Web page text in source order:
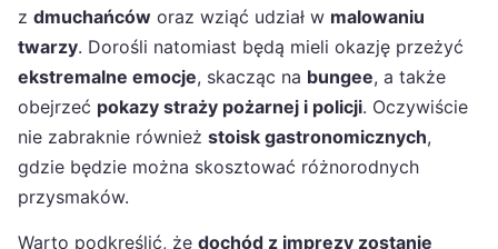
z dmuchańców oraz wziąć udział w malowaniu
twarzy. Dorośli natomiast będą mieli okazję przeżyć
ekstremalne emocje, skacząc na bungee, a także
obejrzeć pokazy straży pożarnej i policji. Oczywiście
nie zabraknie również stoisk gastronomicznych,
gdzie będzie można skosztować różnorodnych
przysmaków.
Warto podkreślić, że dochód z imprezy zostanie